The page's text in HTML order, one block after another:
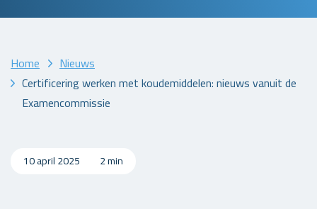
Home
Nieuws
Certificering werken met koudemiddelen: nieuws vanuit de
Examencommissie
10 april 2025 2 min